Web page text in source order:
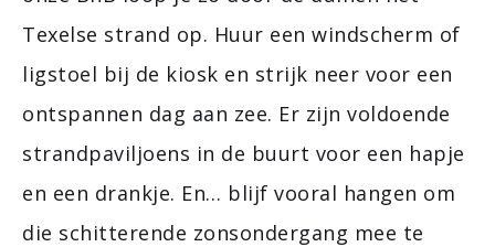
Texelse strand op. Huur een windscherm of
ligstoel bij de kiosk en strijk neer voor een
ontspannen dag aan zee. Er zijn voldoende
strandpaviljoens in de buurt voor een hapje
en een drankje. En… blijf vooral hangen om
die schitterende zonsondergang mee te